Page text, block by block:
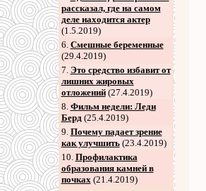
рассказал, где на самом
деле находится актер
(1.5.2019)
6. Смешные беременные
(29.4.2019)
7. Это средство избавит от
лишних жировых
отложений(27.4.2019)
8. Фильм недели: Леди
Берд(25.4.2019)
9. Почему падает зрение
как улучшить(23.4.2019)
10. Профилактика
образования камней в
почках(21.4.2019)